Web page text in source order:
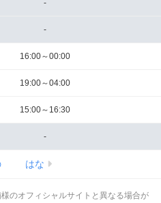
-
-
16:00～00:00
19:00～04:00
15:00～16:30
-
はな
のオフィシャルサイトと異なる場合が